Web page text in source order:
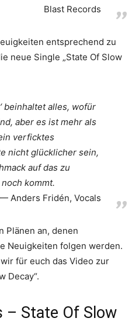
Blast Records
entsprechend zu
neue Single „State Of Slow
beinhaltet alles, wofür
aber es ist mehr als
verficktes
nicht glücklicher sein,
auf das zu
kommt.
Anders Fridén, Vocals
Plänen an, denen
Neuigkeiten folgen werden.
für euch das Video zur
Decay“.
– State Of Slow